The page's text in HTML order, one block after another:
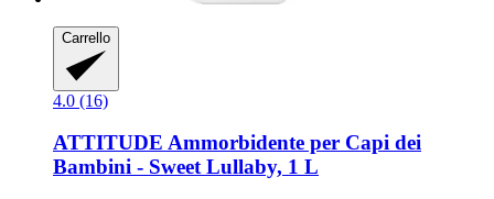
Carrello
4.0 (16)
ATTITUDE Ammorbidente per Capi dei
Bambini -​ Sweet Lullaby, 1 L